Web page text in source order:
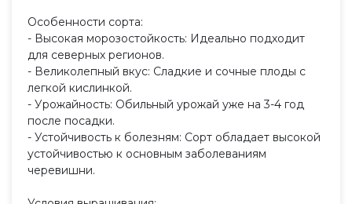
Особенности сорта:
- Высокая морозостойкость: Идеально подходит
для северных регионов.
- Великолепный вкус: Сладкие и сочные плоды с
легкой кислинкой.
- Урожайность: Обильный урожай уже на 3-4 год
после посадки.
- Устойчивость к болезням: Сорт обладает высокой
устойчивостью к основным заболеваниям
черевишни.